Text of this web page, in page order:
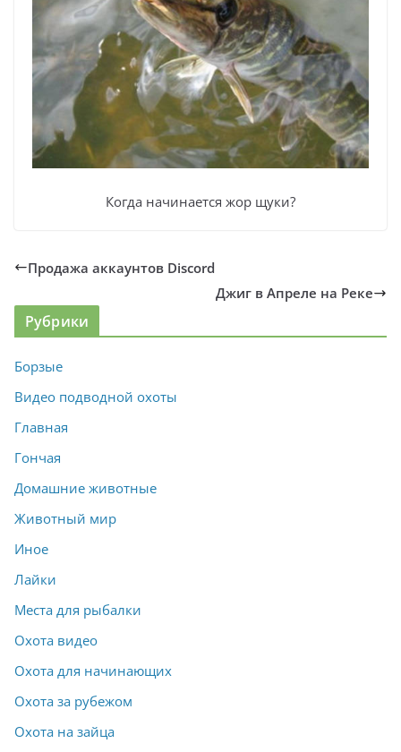
Когда начинается жор щуки?
Продажа аккаунтов Discord
Джиг в Апреле на Реке
Рубрики
Борзые
Видео подводной охоты
Главная
Гончая
Домашние животные
Животный мир
Иное
Лайки
Места для рыбалки
Охота видео
Охота для начинающих
Охота за рубежом
Охота на зайца